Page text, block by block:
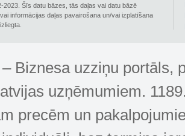
2023. Šīs datu bāzes, tās daļas vai datu bāzē
informācijas daļas pavairošana un/vai izplatīšana
– Biznesa uzziņu portāls,
uzņēmumiem.
precēm un